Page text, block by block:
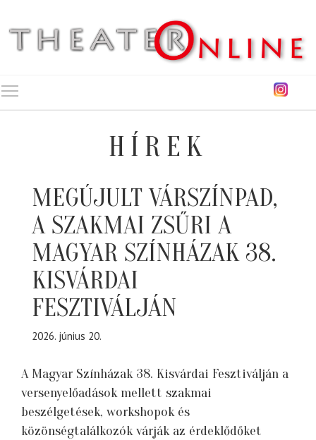
HÍREK
MEGÚJULT VÁRSZÍNPAD,
A SZAKMAI ZSŰRI A
MAGYAR SZÍNHÁZAK 38.
KISVÁRDAI
FESZTIVÁLJÁN
2026. június 20.
A Magyar Színházak 38. Kisvárdai Fesztiválján a
versenyelőadások mellett szakmai
beszélgetések, workshopok és
közönségtalálkozók várják az érdeklődőket